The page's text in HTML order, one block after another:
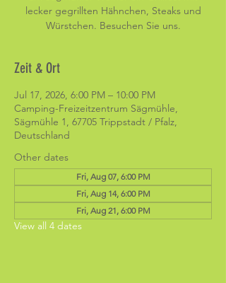
lecker gegrillten Hähnchen, Steaks und
Würstchen. Besuchen Sie uns.
Zeit & Ort
Jul 17, 2026, 6:00 PM – 10:00 PM
Camping-Freizeitzentrum Sägmühle,
Sägmühle 1, 67705 Trippstadt / Pfalz,
Deutschland
Other dates
Fri, Aug 07, 6:00 PM
Fri, Aug 14, 6:00 PM
Fri, Aug 21, 6:00 PM
View all 4 dates